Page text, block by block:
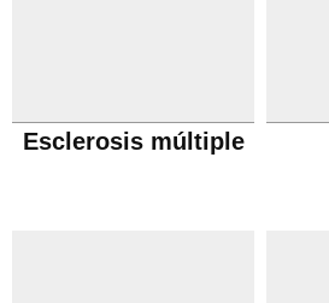
Esclerosis múltiple